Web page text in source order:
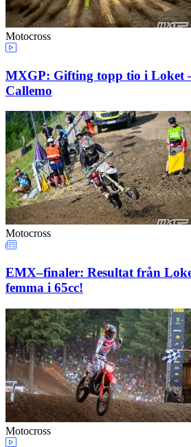
Motocross
MXGP: Gifting topp tio i Loket
Callemo
Motocross
EMX–finaler: Resultat från
femma i 65cc!
Motocross